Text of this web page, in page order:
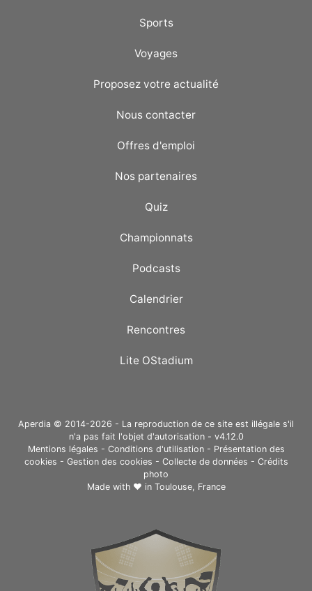
Sports
Voyages
Proposez votre actualité
Nous contacter
Offres d'emploi
Nos partenaires
Quiz
Championnats
Podcasts
Calendrier
Rencontres
Lite OStadium
Aperdia © 2014-2026 - La reproduction de ce site est illégale s'il
n'a pas fait l'objet d'autorisation - v4.12.0
Mentions légales - Conditions d'utilisation- Présentation des
cookies - Gestion des cookies - Collecte de données - Crédits
photo
Made with ❤ in Toulouse, France